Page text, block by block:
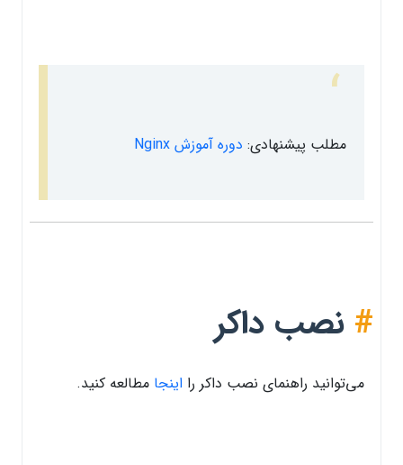
مطلب پیشنهادی: دوره آموزش Nginx
# نصب داکر
می‌توانید راهنمای نصب داکر را اینجا مطالعه کنید.